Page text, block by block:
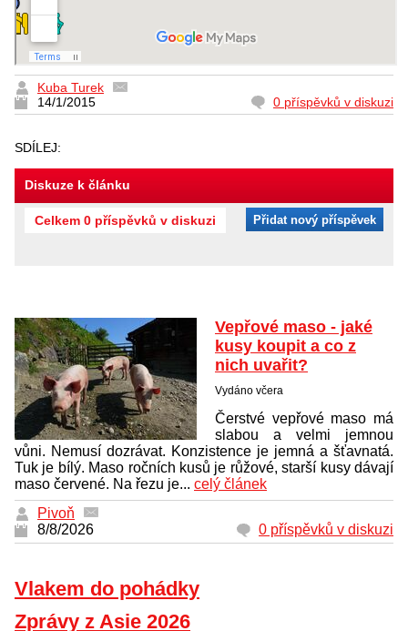
Kuba Turek
14/1/2015
0 příspěvků v diskuzi
SDÍLEJ:
Diskuze k článku
Celkem 0 příspěvků v diskuzi Přidat nový příspěvek
Vepřové maso - jaké
kusy koupit a co z
nich uvařit?
Vydáno včera
Čerstvé vepřové maso má
slabou a velmi jemnou
vůni. Nemusí dozrávat. Konzistence je jemná a šťavnatá.
Tuk je bílý. Maso ročních kusů je růžové, starší kusy dávají
maso červené. Na řezu je... celý článek
Pivoň
8/8/2026
0 příspěvků v diskuzi
Vlakem do pohádky
Zprávy z Asie 2026